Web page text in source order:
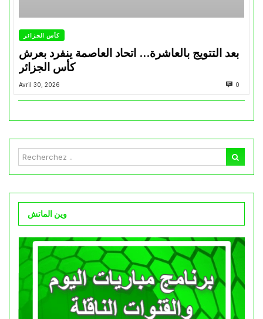
كأس الجزائر
بعد التتويج بالعاشرة… اتحاد العاصمة ينفرد بعرش
كأس الجزائر
Avril 30, 2026 0
وين الماتش